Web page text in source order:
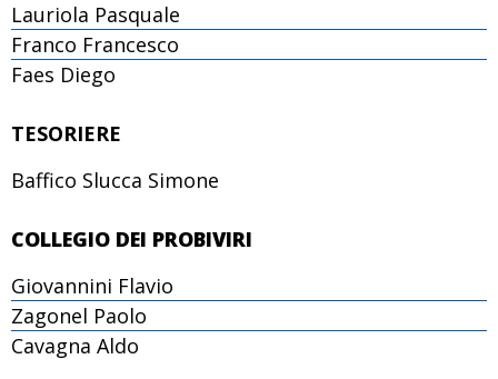
Lauriola Pasquale
Franco Francesco
Faes Diego
TESORIERE
Baffico Slucca Simone
COLLEGIO DEI PROBIVIRI
Giovannini Flavio
Zagonel Paolo
Cavagna Aldo